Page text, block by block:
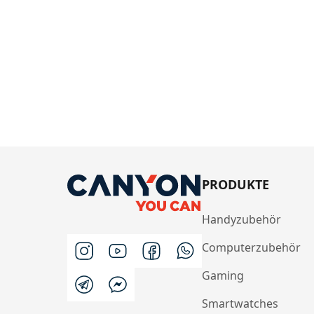
PRODUKTE
Handyzubehör
Computerzubehör
Gaming
Smartwatches